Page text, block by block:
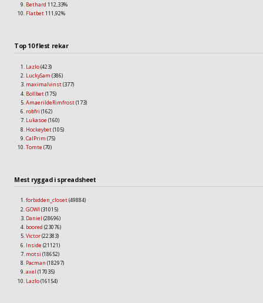
Bethard 112,33%
Flatbet111,92%
Top 10 flest rekar
Lazlo(423)
LuckySam (386)
maximalvinst(377)
Bollbet(175)
AmaerildeRimfrost(173)
robfri (162)
Lukasoe (160)
Hockeybet(105)
CalPrim (75)
Tomte (70)
Mest ryggad i spreadsheet
forbidden_closet(49884)
GOWI (31015)
Daniel (28696)
boored (23076)
Victor(22383)
Inside (21121)
motsi (18652)
Pacman (18297)
axel (17035)
Lazlo(16154)